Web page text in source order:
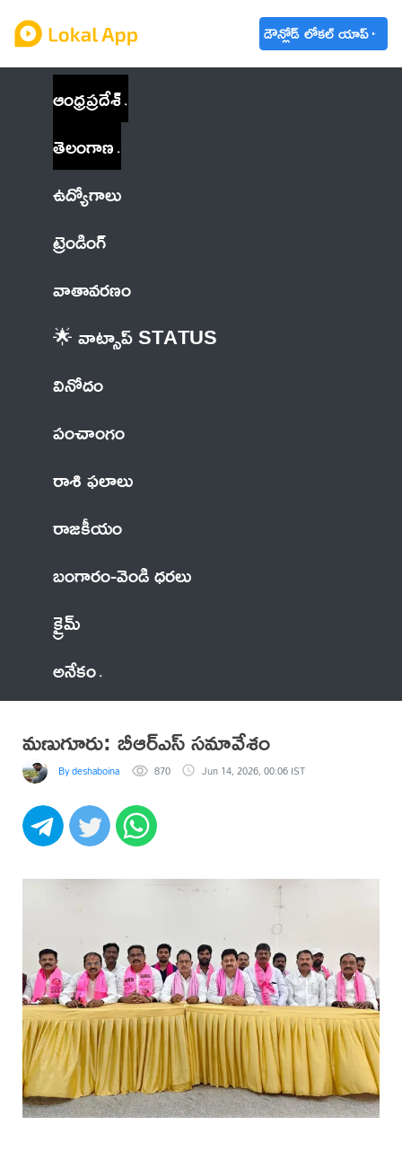
డౌన్లోడ్ లోకల్ యాప్
ఆంధ్రప్రదేశ్
తెలంగాణ
ఉద్యోగాలు
ట్రెండింగ్
వాతావరణం
🌟 వాట్సాప్ STATUS
వినోదం
పంచాంగం
రాశి ఫలాలు
రాజకీయం
బంగారం-వెండి ధరలు
క్రైమ్
అనేకం
మణుగూరు: బీఆర్ఎస్ సమావేశం
By deshaboina 870 Jun 14, 2026, 00:06 IST